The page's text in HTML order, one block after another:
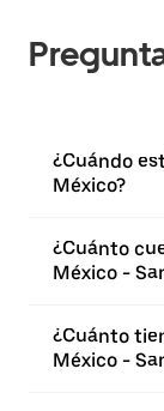
¿Cuándo
México?
¿Cuánto
México -
¿Cuánto
México -